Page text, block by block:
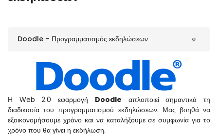
Doodle – Προγραμματισμός εκδηλώσεων
Η Web 2.0 εφαρμογή Doodle απλοποιεί σημαντικά τη
διαδικασία του προγραμματισμού εκδηλώσεων. Μας βοηθά να
εξοικονομήσουμε χρόνο και να καταλήξουμε σε συμφωνία για το
χρόνο που θα γίνει η εκδήλωση.